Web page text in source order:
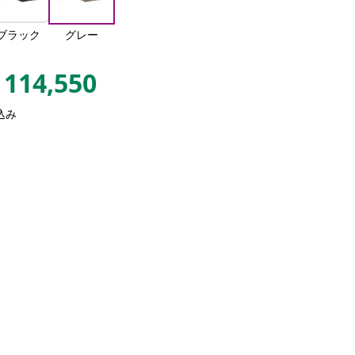
ラック グレー
114,550
み